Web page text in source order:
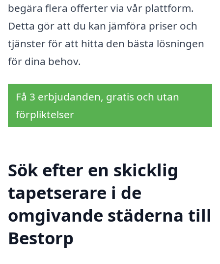
begära flera offerter via vår plattform.
Detta gör att du kan jämföra priser och
tjänster för att hitta den bästa lösningen
för dina behov.
Få 3 erbjudanden, gratis och utan
förpliktelser
Sök efter en skicklig
tapetserare i de
omgivande städerna till
Bestorp